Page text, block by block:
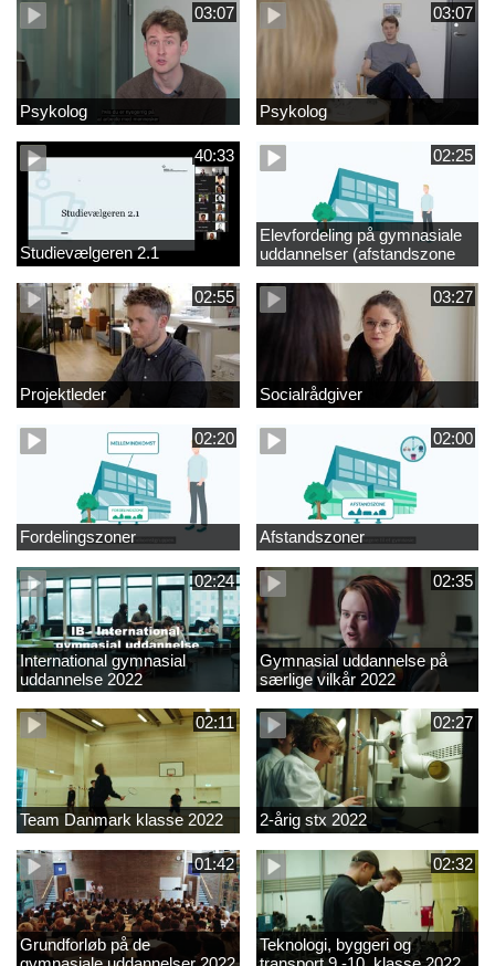
03:07
Psykolog
03:07
Psykolog
40:33
Studievælgeren 2.1
02:25
Elevfordeling på gymnasiale
uddannelser (afstandszone
redigeret)
02:55
Projektleder
03:27
Socialrådgiver
02:20
Fordelingszoner
02:00
Afstandszoner
02:24
International gymnasial
uddannelse 2022
02:35
Gymnasial uddannelse på
særlige vilkår 2022
02:11
Team Danmark klasse 2022
02:27
2-årig stx 2022
01:42
Grundforløb på de
02:32
Teknologi, byggeri og